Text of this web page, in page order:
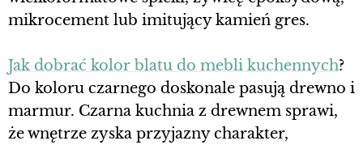
mikrocement lub imitujący kamień gres.
Jak dobrać kolor blatu do mebli kuchennych?
Do koloru czarnego doskonale pasują drewno i
marmur. Czarna kuchnia z drewnem sprawi,
że wnętrze zyska przyjazny charakter,